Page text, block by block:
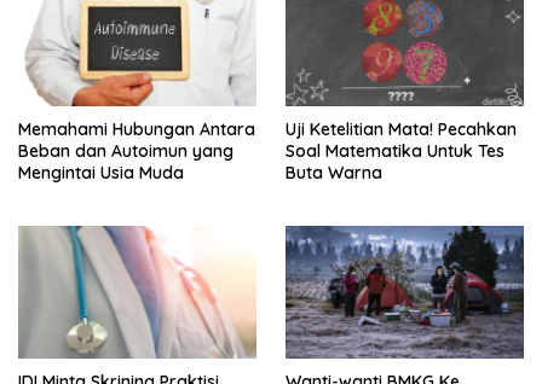
Memahami Hubungan Antara
Beban dan Autoimun yang
Mengintai Usia Muda
Uji Ketelitian Mata! Pecahkan
Soal Matematika Untuk Tes
Buta Warna